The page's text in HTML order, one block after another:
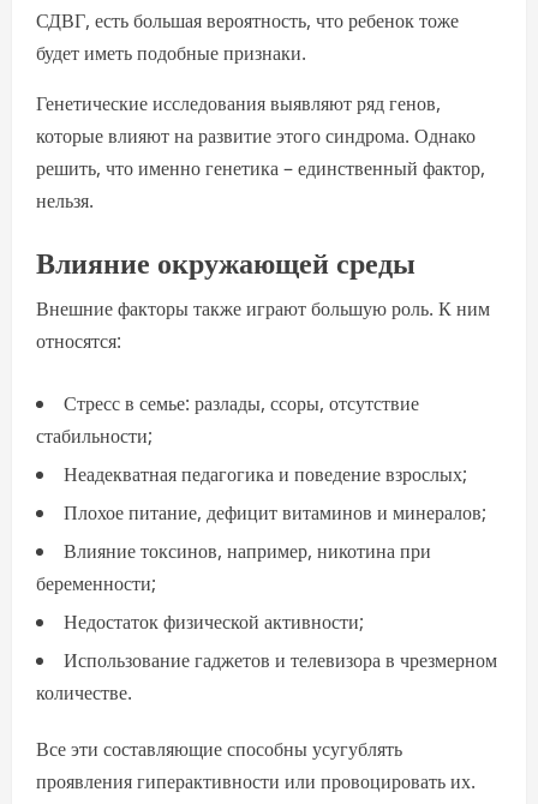
СДВГ, есть большая вероятность, что ребенок тоже
будет иметь подобные признаки.
Генетические исследования выявляют ряд генов,
которые влияют на развитие этого синдрома. Однако
решить, что именно генетика – единственный фактор,
нельзя.
Влияние окружающей среды
Внешние факторы также играют большую роль. К ним
относятся:
Стресс в семье: разлады, ссоры, отсутствие
стабильности;
Неадекватная педагогика и поведение взрослых;
Плохое питание, дефицит витаминов и минералов;
Влияние токсинов, например, никотина при
беременности;
Недостаток физической активности;
Использование гаджетов и телевизора в чрезмерном
количестве.
Все эти составляющие способны усугублять
проявления гиперактивности или провоцировать их.